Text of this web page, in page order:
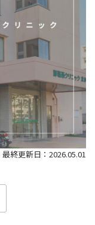
最終更新日：2026.05.01